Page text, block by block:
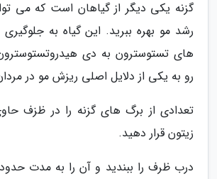
گزنه یکی دیگر از گیاهان است که می
رشد مو بهره ببرید. این گیاه به
های تستوسترون به دی
رو به یکی از دلایل اصلی ریزش مو در
زیتون قرار دهید.